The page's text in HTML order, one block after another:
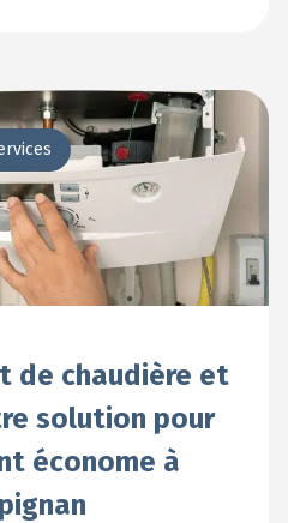
de chaudière et
solution pour
économe à